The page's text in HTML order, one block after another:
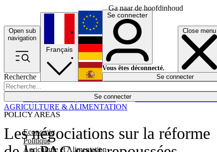
Ga naar de hoofdinhoud
Open sub
navigation
Close menu
Recherche
Se connecter
POLICY AREAS
Economie
Politique
Agriculture et Alimentation
Économie
Français
English
Deutsch
Español
Se connecter
Vous êtes déconnecté.
Se connecter
Les négociations sur la réforme
AGRICULTURE & ALIMENTATION